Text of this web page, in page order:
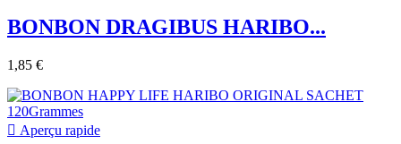
BONBON DRAGIBUS HARIBO...
1,85 €
 Aperçu rapide